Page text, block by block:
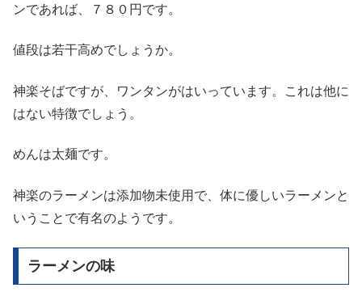
ンであれば、７８０円です。
値段は若干高めでしょうか。
神楽そばですが、ワンタンがはいっています。これは他に
はない特徴でしょう。
めんは太麺です。
神楽のラーメンは添加物未使用で、体に優しいラーメンと
いうことで有名のようです。
ラーメンの味